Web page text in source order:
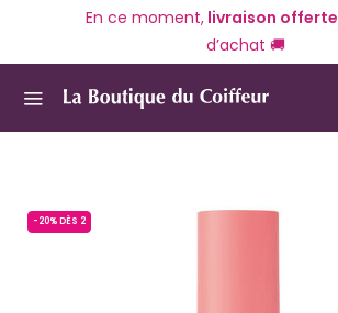
En ce moment,livraison offerte
d’achat 🚚
-20% DÈS 2